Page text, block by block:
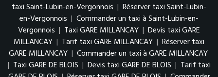
taxi Saint-Lubin-en-Vergonnois | Réserver taxi Saint-Lubin-
en-Vergonnois | Commander un taxi à Saint-Lubin-en-
Vergonnois | Taxi GARE MILLANCAY | Devis taxi GARE
MILLANCAY | Tarif taxi GARE MILLANCAY | Réserver taxi
GARE MILLANCAY | Commander un taxi à GARE MILLANCAY
| Taxi GARE DE BLOIS | Devis taxi GARE DE BLOIS | Tarif taxi